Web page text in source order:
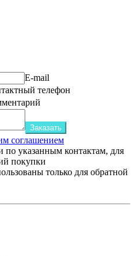
E-mail
телефон
Заказать
соглашением
указанным контактам, для
покупки
только для обратной